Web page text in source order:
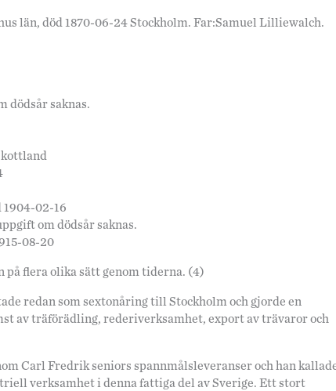
län, död 1870-06-24 Stockholm. Far:Samuel Lilliewalch.
dödsår saknas.
1904-02-16
om dödsår saknas.
08-20
flera olika sätt genom tiderna. (4)
redan som sextonåring till Stockholm och gjorde en
av träförädling, rederiverksamhet, export av trävaror och
Carl Fredrik seniors spannmålsleveranser och han
verksamhet i denna fattiga del av Sverige. Ett stort